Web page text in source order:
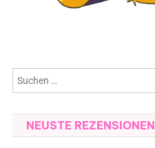
NEUSTE REZENSIONEN